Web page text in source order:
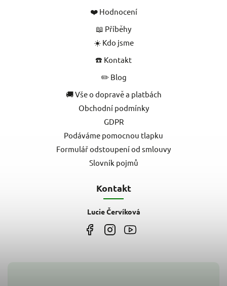
❤️ Hodnocení
📖 Příběhy
☀️ Kdo jsme
☎️ Kontakt
✏️ Blog
🚚 Vše o dopravě a platbách
Obchodní podmínky
GDPR
Podáváme pomocnou tlapku
Formulář odstoupení od smlouvy
Slovník pojmů
Kontakt
Lucie Červíková